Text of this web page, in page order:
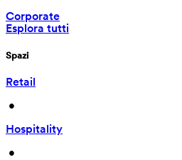
Corporate
Esplora tutti
Spazi
Retail
•
Hospitality
•